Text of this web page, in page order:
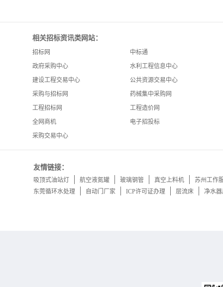
相关招标资讯类网站：
招标网
中标通
政府采购中心
水利工程信息中心
建设工程交易中心
公共资源交易中心
采购与招标网
药械集中采购网
工程招标网
工程造价网
全网商机
电子招投标
采购交易中心
友情链接：
吸顶式油站灯 航空液氮罐 玻璃钢管 真空上料机
苏州工作
东莞循环水处理
自动门厂家 ICP许可证办理 层流床 净水